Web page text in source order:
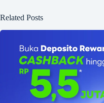
Related Posts